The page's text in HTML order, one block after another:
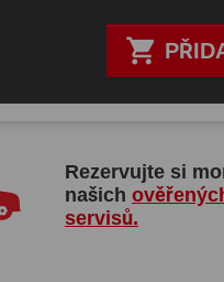

Rezervujte si
našich
servisů.